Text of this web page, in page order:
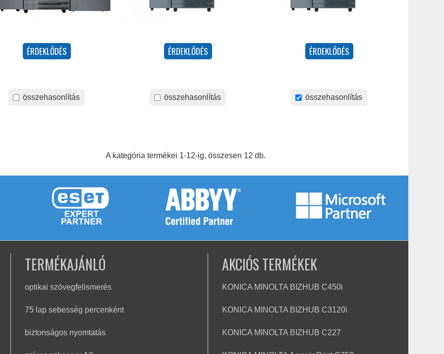
összehasonlítás összehasonlítás összehasonlítás
A kategória termékei 1-12-ig, összesen 12 db.
TERMÉKAJÁNLÓ
optikai szövegfelismerés
75 lap sebesség percenként
biztonságos nyomtatás
AKCIÓS TERMÉKEK
KONICA MINOLTA BIZHUB C450i
KONICA MINOLTA BIZHUB C3120i
KONICA MINOLTA BIZHUB C227